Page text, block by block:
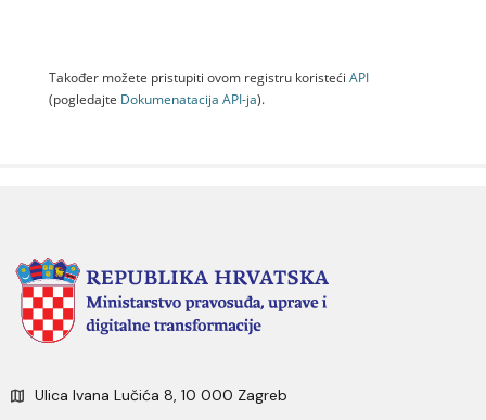
Također možete pristupiti ovom registru koristeći API
(pogledajte Dokumenаtаcijа API-jа).